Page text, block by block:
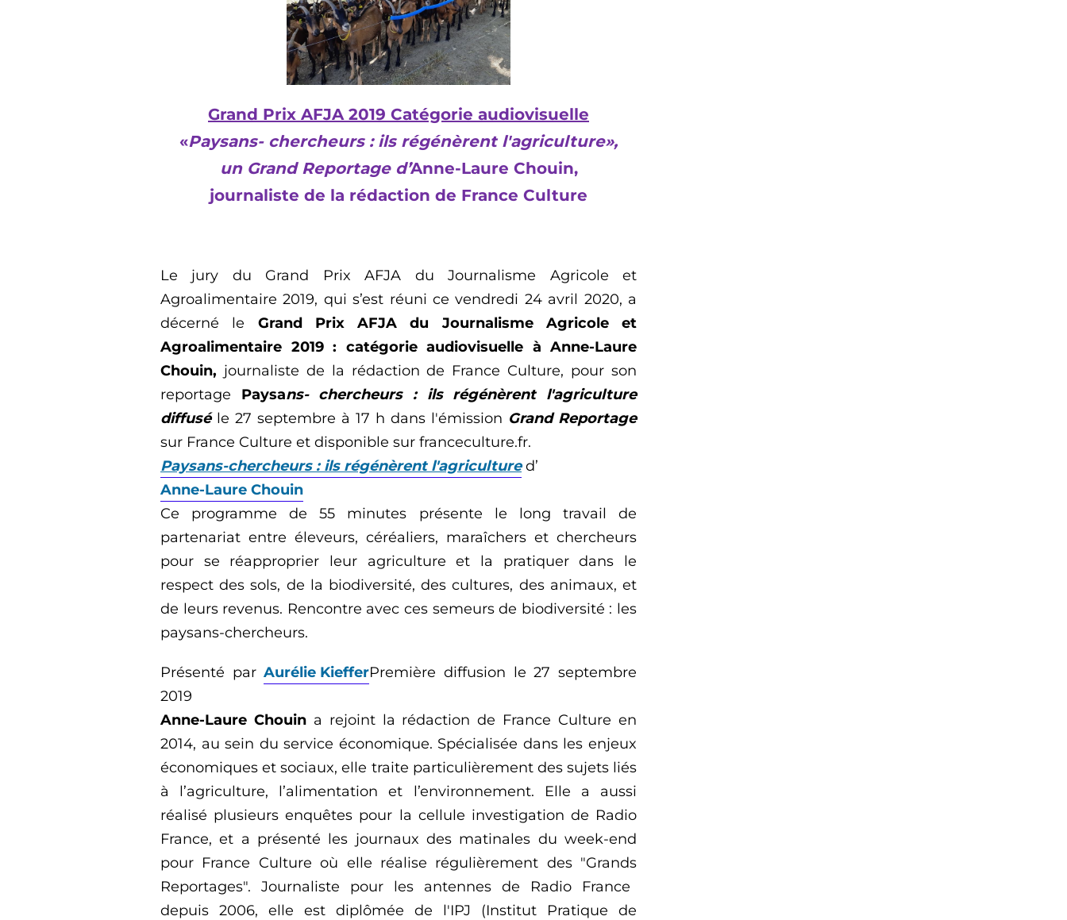
Grand Prix AFJA 2019 Catégorie audiovisuelle
«Paysans- chercheurs : ils régénèrent l'agriculture»,
un Grand Reportage d’Anne-Laure Chouin,
journaliste de la rédaction de France Culture
Le jury du Grand Prix AFJA du Journalisme Agricole et
Agroalimentaire 2019, qui s’est réuni ce vendredi 24 avril 2020, a
décerné le Grand Prix AFJA du Journalisme Agricole et
Agroalimentaire 2019 : catégorie audiovisuelle à Anne-Laure
Chouin, journaliste de la rédaction de France Culture, pourson
reportage Paysans- chercheurs : ils régénèrent l'agriculture
diffuséle 27 septembre à 17 h dans l'émission Grand Reportage
sur France Culture et disponible sur franceculture.fr.
Paysans-chercheurs : ils régénèrent l'agriculture d’
Anne-Laure Chouin
Ce programme de 55 minutes présente le long travail de
partenariat entre éleveurs, céréaliers, maraîchers et chercheurs
pour se réapproprier leur agriculture et la pratiquer dans le
respect des sols, de la biodiversité, des cultures, des animaux, et
de leurs revenus. Rencontre avec ces semeurs de biodiversité : les
paysans-chercheurs.
Présenté parAurélie KiefferPremière diffusion le 27 septembre
2019
Anne-Laure Chouin a rejoint la rédaction de France Cultureen
2014, au sein du service économique. Spécialisée dans les enjeux
économiques et sociaux, elle traite particulièrement des sujets liés
à l’agriculture, l’alimentation et l’environnement. Elle a aussi
réalisé plusieurs enquêtes pour la cellule investigation de Radio
France, et a présenté les journaux des matinales du week-end
pour France Culture où elle réalise régulièrement des "Grands
Reportages". Journaliste pour les antennes de Radio France
depuis 2006, elle est diplômée de l'IPJ (Institut Pratique de